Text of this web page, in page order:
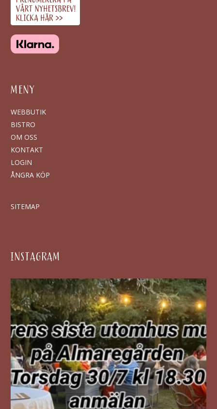
MENY
WEBBUTIK
BISTRO
OM OSS
KONTAKT
LOGIN
ÅNGRA KÖP
SITEMAP
INSTAGRAM